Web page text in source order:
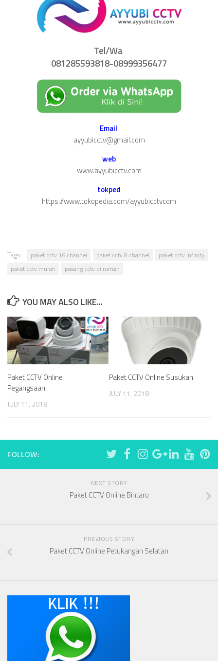
Tel/Wa
081285593818-08999356477
Email
ayyubicctv@gmail.com
web
www.ayyubicctv.com
tokped
https://www.tokopedia.com/ayyubicctvcom
Tags: paket cctv 16 channel paket cctv 8 channel
paket cctv infinity
paket cctv murah
pasang cctv di rumah
YOU MAY ALSO LIKE...
Paket CCTV Online
Pegangsaan
JULY 11, 2018
Paket CCTV Online Susukan
JULY 11, 2018
FOLLOW:
NEXT STORY
Paket CCTV Online Bintaro
PREVIOUS STORY
Paket CCTV Online Petukangan Selatan